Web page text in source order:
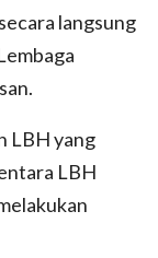
langsung
LBH yang
LBH